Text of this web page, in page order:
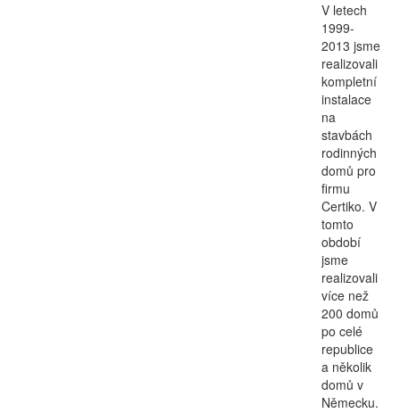
V letech
1999-
2013 jsme
realizovali
kompletní
instalace
na
stavbách
rodinných
domů pro
firmu
Certiko. V
tomto
období
jsme
realizovali
více než
200 domů
po celé
republice
a několik
domů v
Německu.